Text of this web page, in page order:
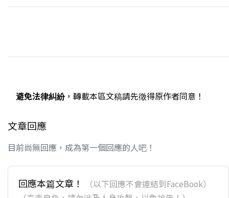
避免法律糾紛，轉載本區文稿請先徵得原作者同意！
文章回應
目前尚無回應，成為第一個回應的人吧！
回應本篇文章！
（以下回應不會連結到FaceBook）